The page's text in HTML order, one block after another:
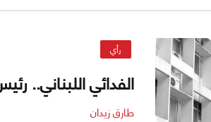
الشارع اللبناني على أنه
بعد مقاطعته سياسياً ثم
اللبنانية. لكن للمملكة
العلاقة بين البلدين فتراتٍ
الخصومة.
رأي
الفدائي اللبناني..
طارق زيدان